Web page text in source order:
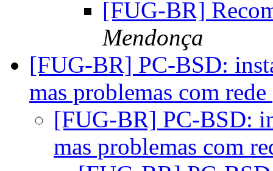
[FUG-BR]
Mendonça
[FUG-BR] PC-BSD:
mas problemas com rede
[FUG-BR] PC-BSD:
mas problemas com